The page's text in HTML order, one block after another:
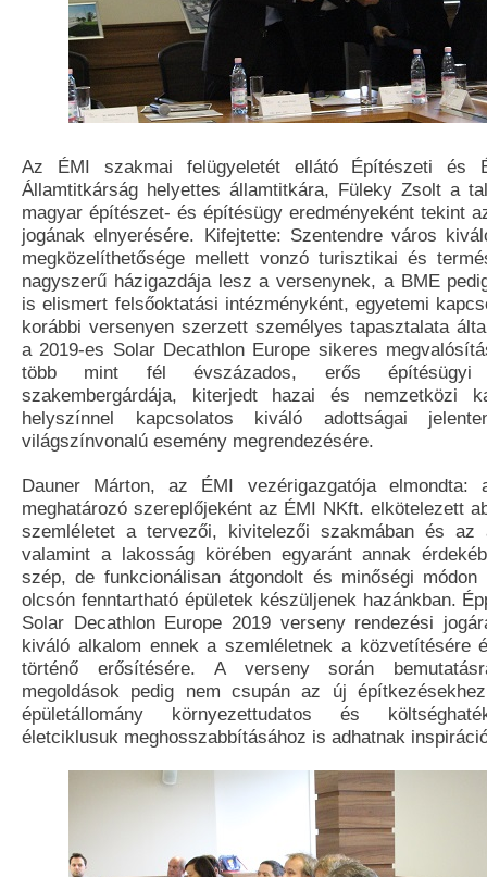
Az ÉMI szakmai felügyeletét ellátó Építészeti és
Államtitkárság helyettes államtitkára, Füleky Zsolt a
magyar építészet- és építésügy eredményeként tekint
jogának elnyerésére. Kifejtette: Szentendre város
megközelíthetősége mellett vonzó turisztikai és
nagyszerű házigazdája lesz a versenynek, a BME
is elismert felsőoktatási intézményként, egyetemi
korábbi versenyen szerzett személyes tapasztalata
a 2019-es Solar Decathlon Europe sikeres
több mint fél évszázados, erős építésügyi
szakembergárdája, kiterjedt hazai és nemzetközi
helyszínnel kapcsolatos kiváló adottságai
világszínvonalú esemény megrendezésére.
Dauner Márton, az ÉMI vezérigazgatója elmondta:
meghatározó szereplőjeként az ÉMI NKft. elkötelezett
szemléletet a tervezői, kivitelezői szakmában és az
valamint a lakosság körében egyaránt annak
szép, de funkcionálisan átgondolt és minőségi
olcsón fenntartható épületek készüljenek hazánkban.
Solar Decathlon Europe 2019 verseny rendezési
kiváló alkalom ennek a szemléletnek a közvetítésére
történő erősítésére. A verseny során
megoldások pedig nem csupán az új
épületállomány környezettudatos és
életciklusuk meghosszabbításához is adhatnak